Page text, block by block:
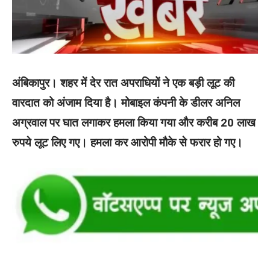
अंबिकापुर। शहर में देर रात अपराधियों ने एक बड़ी लूट की
वारदात को अंजाम दिया है। मोबाइल कंपनी के डीलर अनिल
अग्रवाल पर घात लगाकर हमला किया गया और करीब 20 लाख
रुपये लूट लिए गए। हमला कर आरोपी मौके से फरार हो गए।